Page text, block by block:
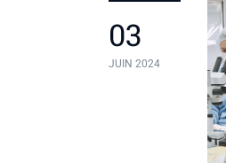
03
JUIN 2024